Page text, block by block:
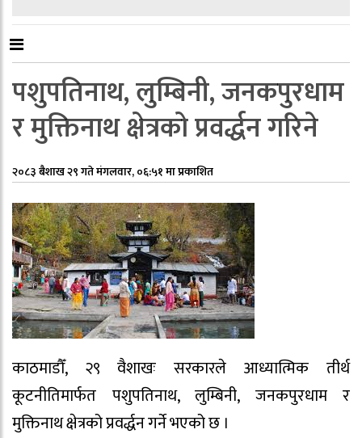
पशुपतिनाथ, लुम्बिनी, जनकपुरधाम
र मुक्तिनाथ क्षेत्रको प्रवर्द्धन गरिने
२०८३ बैशाख २९ गते मंगलवार, ०६:५१ मा प्रकाशित
काठमाडौँ, २९ वैशाखः सरकारले आध्यात्मिक तीर्थ
कूटनीतिमार्फत पशुपतिनाथ, लुम्बिनी, जनकपुरधाम र
मुक्तिनाथ क्षेत्रको प्रवर्द्धन गर्ने भएको छ ।